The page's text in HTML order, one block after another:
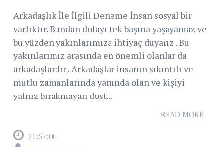
Arkadaşlık İle İlgili Deneme İnsan sosyal bir
varlıktır. Bundan dolayı tek başına yaşayamaz ve
bu yüzden yakınlarımıza ihtiyaç duyarız . Bu
yakınlarımız arasında en önemli olanlar da
arkadaşlardır . Arkadaşlar insanın sıkıntılı ve
mutlu zamanlarında yanında olan ve kişiyi
yalnız bırakmayan dost...
READ MORE
21:57:00